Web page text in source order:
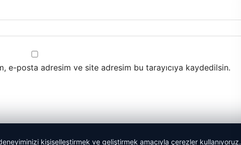
e-posta adresim ve site adresim bu tarayıcıya kaydedilsin.
kişiselleştirmek ve geliştirmek amacıyla çerezler kullanıyoruz.